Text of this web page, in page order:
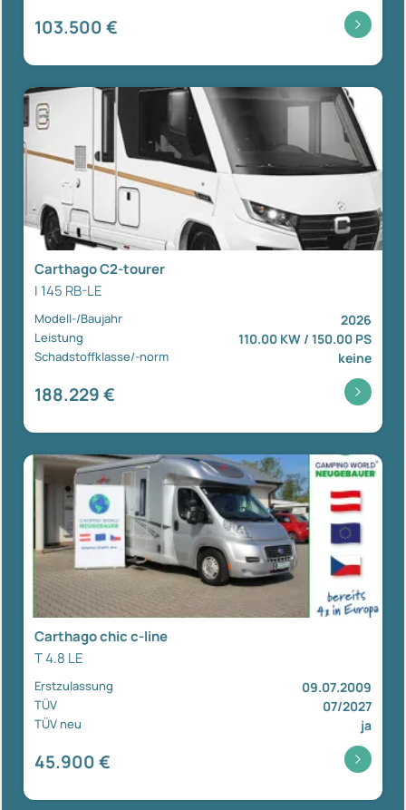
103.500 €
Carthago C2-tourer
I 145 RB-LE
Modell-/Baujahr 2026
Leistung 110.00 KW / 150.00 PS
Schadstoffklasse/-norm keine
188.229 €
Carthago chic c-line
T 4.8 LE
Erstzulassung 09.07.2009
TÜV 07/2027
TÜV neu ja
45.900 €